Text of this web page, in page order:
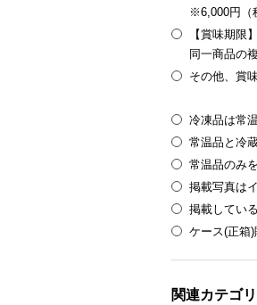
※6,000円（
【賞味期限
同一商品の
その他、賞
冷凍品は常
常温品と冷
常温品のみ
掲載写真は
掲載してい
ケース(正箱
関連カテゴリ